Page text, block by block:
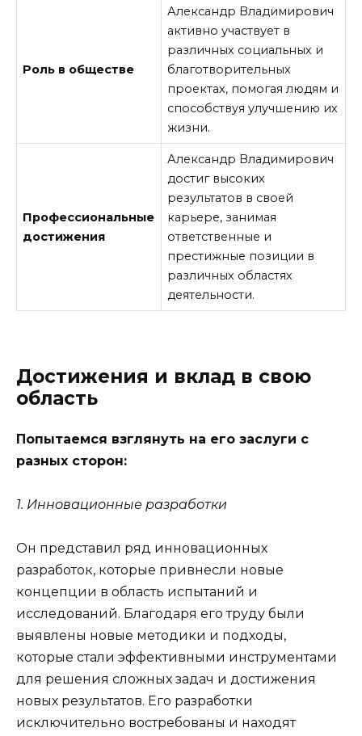
Роль в обществе
Александр Владимирович
активно участвует в
различных социальных и
благотворительных
проектах, помогая людям и
способствуя улучшению их
жизни.
Профессиональные
достижения
Александр Владимирович
достиг высоких
результатов в своей
карьере, занимая
ответственные и
престижные позиции в
различных областях
деятельности.
Достижения и вклад в свою
область
Попытаемся взглянуть на его заслуги с
разных сторон:
1. Инновационные разработки
Он представил ряд инновационных
разработок, которые привнесли новые
концепции в область испытаний и
исследований. Благодаря его труду были
выявлены новые методики и подходы,
которые стали эффективными инструментами
для решения сложных задач и достижения
новых результатов. Его разработки
исключительно востребованы и находят